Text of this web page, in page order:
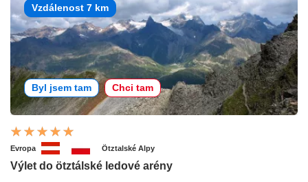
Vzdálenost 7 km
Byl jsem tam Chci tam
Evropa Ötztalské Alpy
Výlet do ötztálské ledové arény